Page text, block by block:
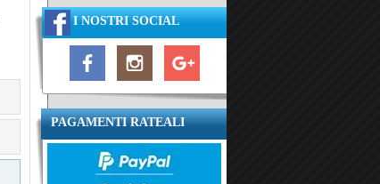
I NOSTRI SOCIAL
PAGAMENTI RATEALI